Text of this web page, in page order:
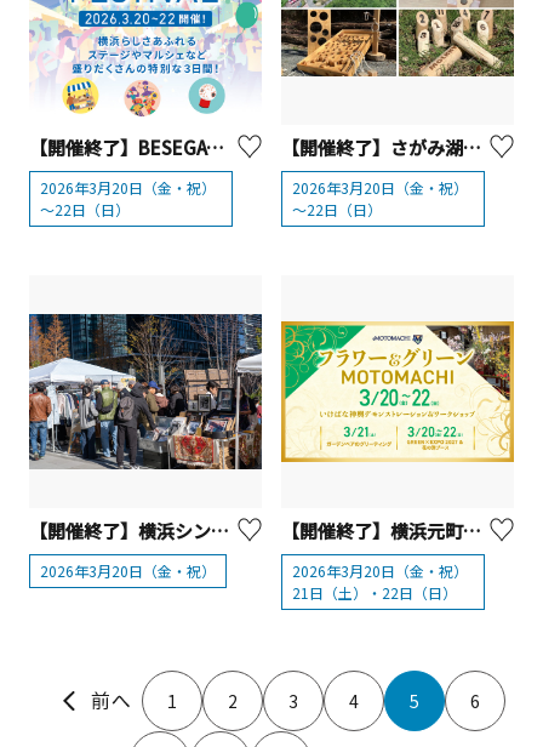
【開催終了】BESEGATE横浜関内「 OPENING FESTIVAL」
2026年3月20日（金・祝）
～22日（日）
【開催終了】さがみ湖MORI MORI「スプリングフェスタ2026」
2026年3月20日（金・祝）
～22日（日）
【開催終了】横浜シンフォステージ ゲートプラザ「よこはまウェルネスマルシェ」【横浜市】
2026年3月20日（金・祝）
【開催終了】横浜元町ショッピングストリート「フラワー&グリーンMOTOMACHI2026」
2026年3月20日（金・祝）
21日（土）・22日（日）
1 2 3 4 5 6